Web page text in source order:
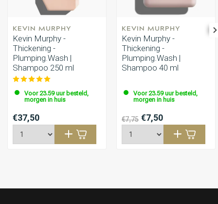
KEVIN MURPHY
Kevin Murphy -
Thickening -
Plumping.Wash |
Shampoo 250 ml
Voor 23.59 uur besteld,
morgen in huis
€37,50
KEVIN MURPHY
Kevin Murphy -
Thickening -
Plumping.Wash |
Shampoo 40 ml
Voor 23.59 uur besteld,
morgen in huis
€7,75 €7,50